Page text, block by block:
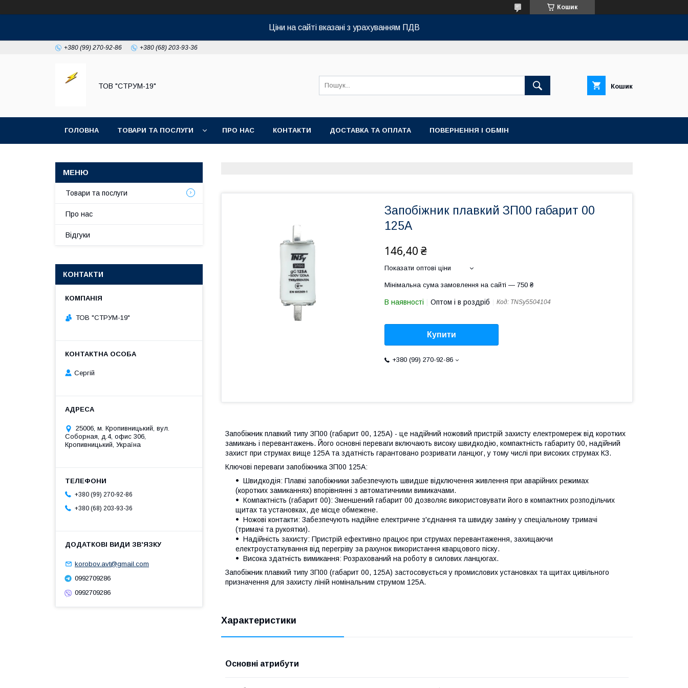
Кошик
Ціни на сайті вказані з урахуванням ПДВ
+380 (99) 270-92-86 +380 (68) 203-93-36
ТОВ "СТРУМ-19" Кошик
ГОЛОВНА ТОВАРИ ТА ПОСЛУГИ ПРО НАС КОНТАКТИ ДОСТАВКА ТА ОПЛАТА ПОВЕРНЕННЯ І ОБМІН
Запобіжник плавкий ЗП00 габарит 00
125А
146,40 ₴
Показати оптові ціни
Мінімальна сума замовлення на сайті — 750 ₴
В наявності Оптом і в роздріб Код: TNSy5504104
Купити
+380 (99) 270-92-86
Запобіжник плавкий типу ЗП00 (габарит 00, 125А) - це надійний ножовий пристрій захисту електромереж від коротких
замикань і перевантажень. Його основні переваги включають високу швидкодію, компактність габариту 00, надійний
захист при струмах вище 125А та здатність гарантовано розривати ланцюг, у тому числі при високих струмах КЗ.
Ключові переваги запобіжника ЗП00 125А:
Швидкодія: Плавкі запобіжники забезпечують швидше відключення живлення при аварійних режимах
(коротких замиканнях) впорівнянні з автоматичними вимикачами.
Компактність (габарит 00): Зменшений габарит 00 дозволяє використовувати його в компактних розподільчих
щитах та установках, де місце обмежене.
Ножові контакти: Забезпечують надійне електричне з'єднання та швидку заміну у спеціальному тримачі
(тримачі та рукоятки).
Надійність захисту: Пристрій ефективно працює при струмах перевантаження, захищаючи
електроустаткування від перегріву за рахунок використання кварцового піску.
Висока здатність вимикання: Розрахований на роботу в силових ланцюгах.
Запобіжник плавкий типу ЗП00 (габарит 00, 125А) застосовується у промислових установках та щитах цивільного
призначення для захисту ліній номінальним струмом 125А.
Характеристики
Основні атрибути
Товари та послуги
Про нас
Відгуки
КОНТАКТИ
ТОВ "СТРУМ-19"
Сергій
25006, м. Кропивницький, вул.
Соборная, д.4, офис 306,
Кропивницький, Україна
+380 (99) 270-92-86
+380 (68) 203-93-36
korobov.avt@gmail.com
0992709286
0992709286